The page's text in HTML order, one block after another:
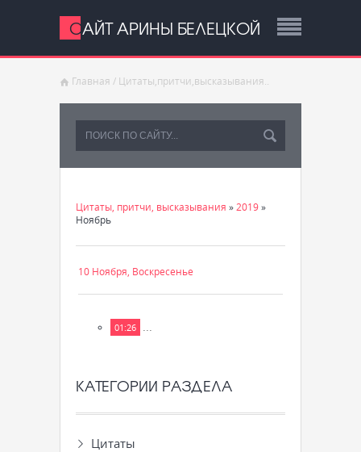
САЙТ АРИНЫ БЕЛЕЦКОЙ
Главная / Цитаты,притчи,высказывания..
Цитаты, притчи, высказывания » 2019»
Ноябрь
10 Ноября, Воскресенье
01:26 ...
КАТЕГОРИИ РАЗДЕЛА
Цитаты